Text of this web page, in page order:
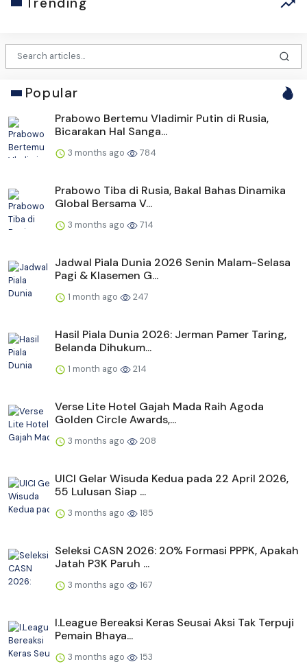
Popular
Prabowo Bertemu Vladimir Putin di Rusia,
Bicarakan Hal Sanga...
3 months ago 784
Prabowo Tiba di Rusia, Bakal Bahas Dinamika
Global Bersama V...
3 months ago 714
Jadwal Piala Dunia 2026 Senin Malam-Selasa
Pagi & Klasemen G...
1 month ago 247
Hasil Piala Dunia 2026: Jerman Pamer Taring,
Belanda Dihukum...
1 month ago 214
Verse Lite Hotel Gajah Mada Raih Agoda
Golden Circle Awards,...
3 months ago 208
UICI Gelar Wisuda Kedua pada 22 April 2026,
55 Lulusan Siap ...
3 months ago 185
Seleksi CASN 2026: 20% Formasi PPPK, Apakah
Jatah P3K Paruh ...
3 months ago 167
I.League Bereaksi Keras Seusai Aksi Tak Terpuji
Pemain Bhaya...
3 months ago 153